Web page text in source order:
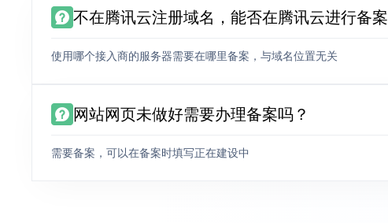
不在腾讯云注册域名，能否在腾讯云进行备案
使用哪个接入商的服务器需要在哪里备案，与域名位置无关
网站网页未做好需要办理备案吗？
需要备案，可以在备案时填写正在建设中